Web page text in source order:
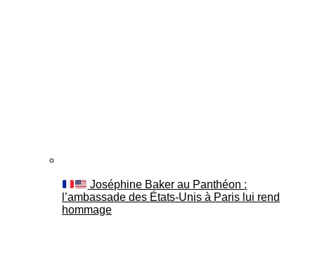
Joséphine Baker au Panthéon :
l’ambassade des États-Unis à Paris lui rend
hommage